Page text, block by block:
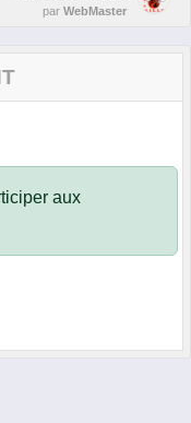
par WebMaster
aux